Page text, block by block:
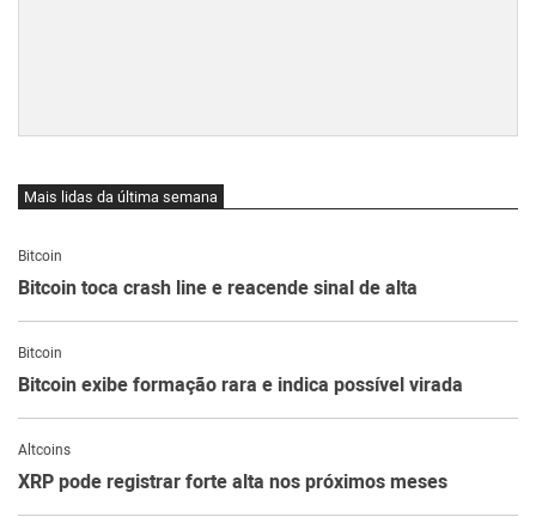
Mais lidas da última semana
Bitcoin
Bitcoin toca crash line e reacende sinal de alta
Bitcoin
Bitcoin exibe formação rara e indica possível virada
Altcoins
XRP pode registrar forte alta nos próximos meses